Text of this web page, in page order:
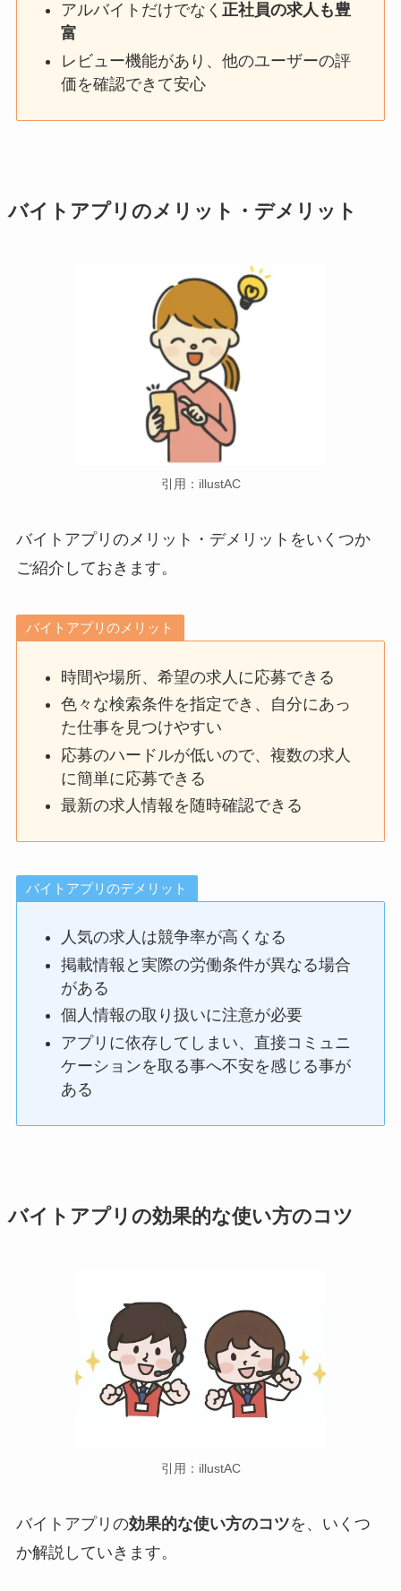
アルバイトだけでなく正社員の求人も豊
富
レビュー機能があり、他のユーザーの評
価を確認できて安心
バイトアプリのメリット・デメリット
引用：illustAC
バイトアプリのメリット・デメリットをいくつか
ご紹介しておきます。
バイトアプリのメリット
時間や場所、希望の求人に応募できる
色々な検索条件を指定でき、自分にあっ
た仕事を見つけやすい
応募のハードルが低いので、複数の求人
に簡単に応募できる
最新の求人情報を随時確認できる
バイトアプリのデメリット
人気の求人は競争率が高くなる
掲載情報と実際の労働条件が異なる場合
がある
個人情報の取り扱いに注意が必要
アプリに依存してしまい、直接コミュニ
ケーションを取る事へ不安を感じる事が
ある
バイトアプリの効果的な使い方のコツ
引用：illustAC
バイトアプリの効果的な使い方のコツを、いくつ
か解説していきます。